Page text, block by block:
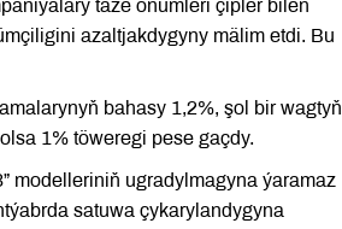
täze önümleri çipler bilen
azaltjakdygyny mälim etdi. Bu
bahasy 1,2%, şol bir wagtyň
1% töweregi pese gaçdy.
modelleriniň ugradylmagyna ýaramaz
satuwa çykarylandygyna